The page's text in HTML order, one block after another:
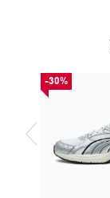
-30%